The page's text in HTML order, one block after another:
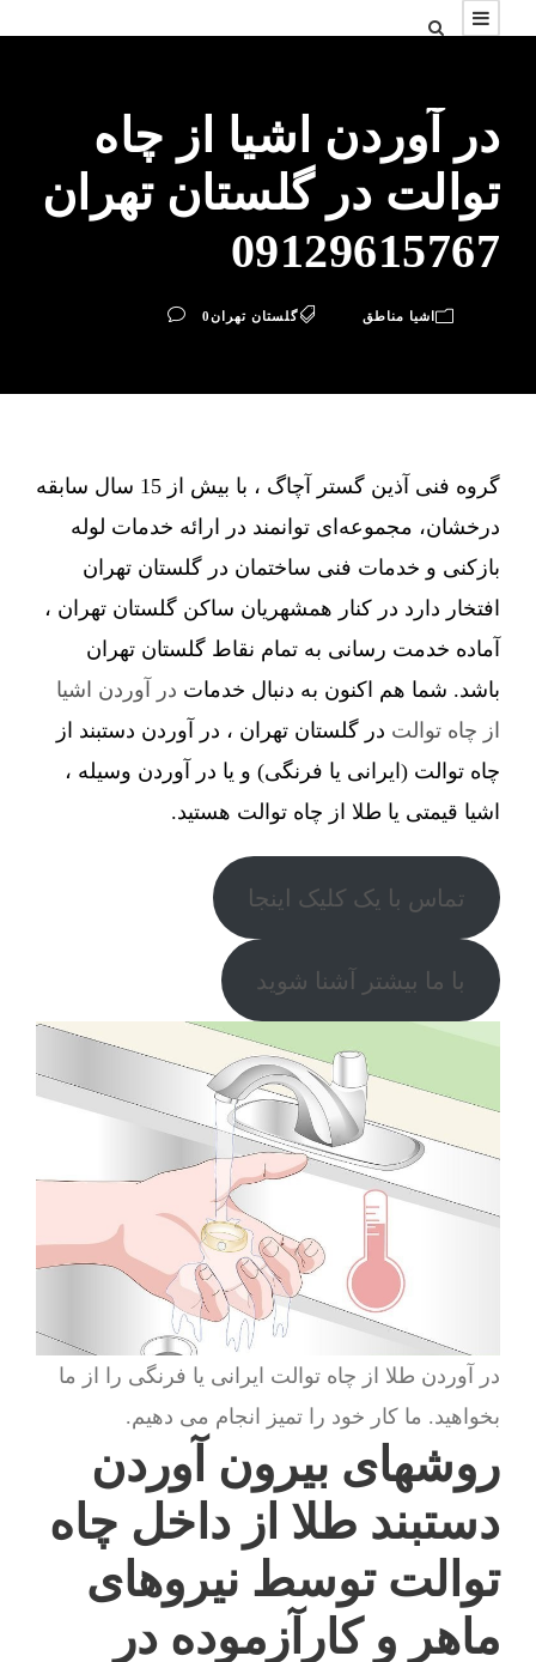
در آوردن اشیا از چاه
توالت در گلستان تهران
09129615767
اشیا مناطق گلستان تهران0
گروه فنی آذین گستر آچاگ ، با بیش از 15 سال سابقه
درخشان، مجموعه‌ای توانمند در ارائه خدمات لوله
بازکنی و خدمات فنی ساختمان در گلستان تهران
افتخار دارد در کنار همشهریان ساکن گلستان تهران ،
آماده خدمت رسانی به تمام نقاط گلستان تهران
باشد. شما هم اکنون به دنبال خدمات در آوردن اشیا
از چاه توالت در گلستان تهران ، در آوردن دستبند از
چاه توالت (ایرانی یا فرنگی) و یا در آوردن وسیله ،
اشیا قیمتی یا طلا از چاه توالت هستید.
تماس با یک کلیک اینجا
با ما بیشتر آشنا شوید
در آوردن طلا از چاه توالت ایرانی یا فرنگی را از ما
بخواهید. ما کار خود را تمیز انجام می دهیم.
روشهای بیرون آوردن
دستبند طلا از داخل چاه
توالت توسط نیروهای
ماهر و کارآزموده در